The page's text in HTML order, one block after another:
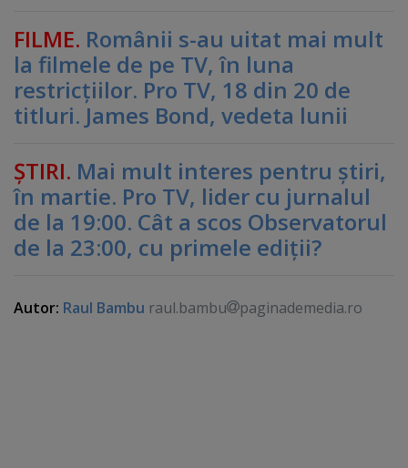
FILME. Românii s-au uitat mai mult
la filmele de pe TV, în luna
restricţiilor. Pro TV, 18 din 20 de
titluri. James Bond, vedeta lunii
ŞTIRI. Mai mult interes pentru ştiri,
în martie. Pro TV, lider cu jurnalul
de la 19:00. Cât a scos Observatorul
de la 23:00, cu primele ediţii?
Autor: Raul Bambu raul.bambu paginademedia.ro